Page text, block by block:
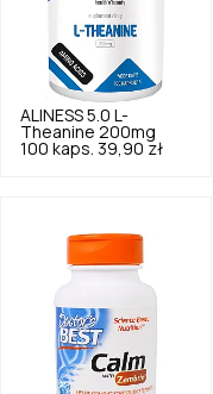
ALINESS 5.0
L-
Theanine 200mg
100 kaps. 39,90 zł